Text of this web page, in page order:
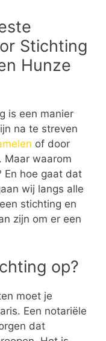
Stichting
Hunze
is een manier
na te streven
of door
Maar waarom
En hoe gaat dat
wij langs alle
stichting en
zijn om er een
op?
moet je
Een notariële
dat